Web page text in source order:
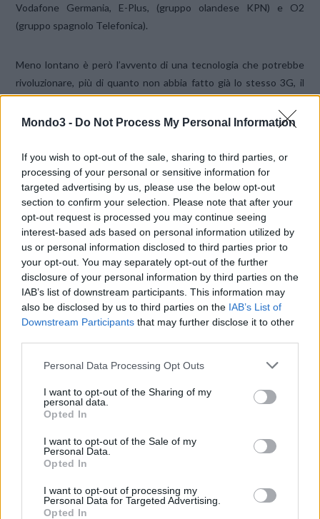
Mondo3 - Do Not Process My Personal Information
If you wish to opt-out of the sale, sharing to third parties, or
processing of your personal or sensitive information for
targeted advertising by us, please use the below opt-out
section to confirm your selection. Please note that after your
opt-out request is processed you may continue seeing
interest-based ads based on personal information utilized by
us or personal information disclosed to third parties prior to
your opt-out. You may separately opt-out of the further
disclosure of your personal information by third parties on the
IAB’s list of downstream participants. This information may
also be disclosed by us to third parties on the IAB’s List of
Downstream Participants that may further disclose it to other
Personal Data Processing Opt Outs
I want to opt-out of the Sharing of my
personal data.
Opted In
I want to opt-out of the Sale of my
Personal Data.
Opted In
I want to opt-out of processing my
Personal Data for Targeted Advertising.
Opted In
Vodafone Germania, E-Plus, (gruppo olandese KPN) e O2
(gruppo spagnolo Telefonica).
Meno lontano è però l’avvento di una tecnologia che potrebbe
rivoluzionare, più di quanto non abbia fatto già lo stesso 3G, il
concetto di internet mobile.
CONDIVIDI QUESTO ARTICOLO:
E-mail LinkedIn Facebook
X Mastodon Telegram
WhatsApp Stampa Altro